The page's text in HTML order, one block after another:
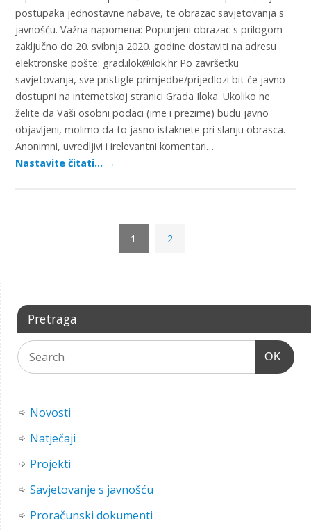
postupaka jednostavne nabave, te obrazac savjetovanja s
javnošću. Važna napomena: Popunjeni obrazac s prilogom
zaključno do 20. svibnja 2020. godine dostaviti na adresu
elektronske pošte: grad.ilok@ilok.hr Po završetku
savjetovanja, sve pristigle primjedbe/prijedlozi bit će javno
dostupni na internetskoj stranici Grada Iloka. Ukoliko ne
želite da Vaši osobni podaci (ime i prezime) budu javno
objavljeni, molimo da to jasno istaknete pri slanju obrasca.
Anonimni, uvredljivi i irelevantni komentari…
Nastavite čitati… →
1 2
Pretraga
OK
Novosti
Natječaji
Projekti
Savjetovanje s javnošću
Proračunski dokumenti